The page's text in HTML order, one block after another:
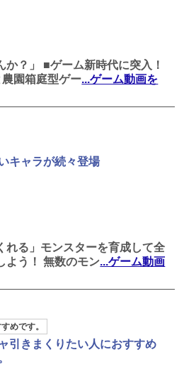
か？」 ■ゲーム新時代に突入！
園箱庭型ゲー...ゲーム動画を
キャラが続々登場
れる」モンスターを育成して全
よう！ 無数のモン...ゲーム動画
めです。
引きまくりたい人におすすめ